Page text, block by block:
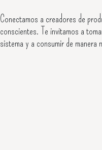
Conectamos a creadores de
conscientes. Te invitamos a
sistema y a consumir de manera